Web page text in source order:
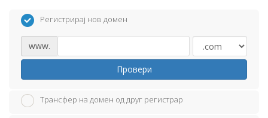
Регистрирај нов домен
www.
Провери
Трансфер на домен од друг регистрар